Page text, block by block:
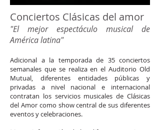
Conciertos Clásicas del amor
"El mejor espectáculo musical de
América latina"
Adicional a la temporada de 35 conciertos
semanales que se realiza en el Auditorio Old
Mutual, diferentes entidades públicas y
privadas a nivel nacional e internacional
contratan los servicios musicales de Clásicas
del Amor como show central de sus diferentes
eventos y celebraciones.